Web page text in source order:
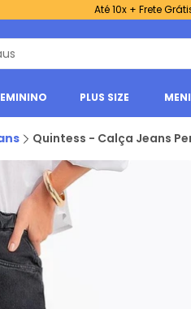
Até 10x + Frete
PLUS SIZE
Quintess - Calça Jeans